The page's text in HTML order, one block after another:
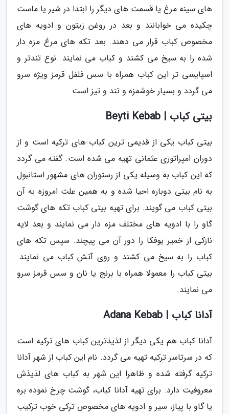
های سینه مرغ یا قسمت های دیگر را ابتدا در شیر یا ماست
چکیده می خوابانند و بعد در روغن زیتون و ادویه های
مخصوص کباب قرار می دهند. بعد تکه های مرغ مزه دار
شده را به سیخ می کشند و کباب می نمایند. نوع تندتر و
اسپایسی تر این کباب همراه با سس فلفل قرمز ویژه سرو
می گردد و بسیار خوشمزه و تند و تیز است.
بیتی کباب | Beyti Kebab
بیتی کباب یکی از قدیمی ترین کباب های ترکیه است و از
دوران امپراتوری عثمانی تهیه می شده است. گفته می گردد
که این کباب به وسیله یکی از رستوران های مشهور استانبول
به نام بیتی دوباره احیا شده و به همین علت امروزه به آن
بیتی کباب می گویند. برای تهیه بیتی کباب تکه های گوشت
گاو را با ادویه های مختلف مزه دار می نمایند و بعد لایه
نازکی از خمیر یوفکا را دور آن می پیچند. سپس تکه های
کباب را به سیخ می کشند و روی آتش کباب می نمایند.
بیتی کباب را معمولا همراه با برنج یا نان و سس قرمز سرو
می نمایند.
آدانا کباب | Adana Kebab
آدانا کباب هم یکی دیگر از لذیذترین کباب های ترکیه است
که در سرتاسر ترکیه تهیه می گردد. نام این کباب از شهر آدانا
ترکیه گرفته شده و ظاهرا این شهر به کباب های لذیذش
معروفیت دارد. برای تهیه آدانا کباب، گوشت چرخ نموده بره
یا گاو با پیاز، سیر و ادویه های مخصوص ترکی خوب ترکیب